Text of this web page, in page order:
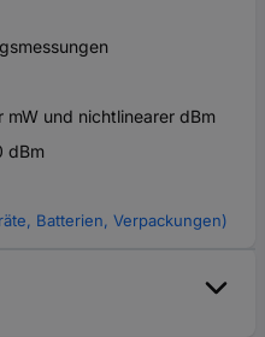
und nichtlinearer dBm
dBm
Batterien, Verpackungen)